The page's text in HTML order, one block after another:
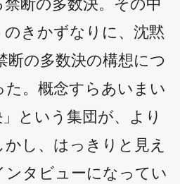
きかずなりに、沈黙
断の多数決の構想につ
。概念すらあいまい
という集団が、より
し、はっきりと見え
タビューになってい